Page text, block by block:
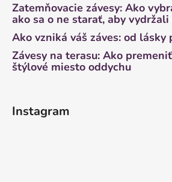
Zatemňovacie závesy: Ako
ako sa o ne starať, aby vydržali
Ako vzniká váš záves: od lásky
Závesy na terasu: Ako
štýlové miesto oddychu
Instagram